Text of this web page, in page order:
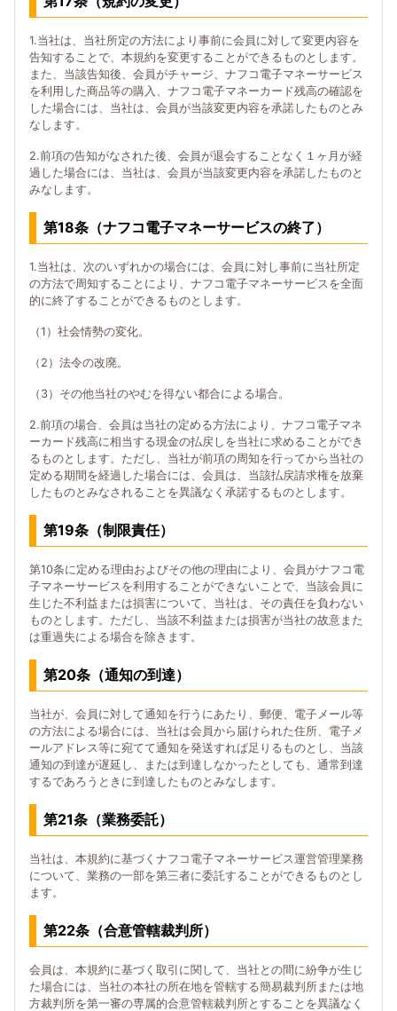
1.当社は、当社所定の方法により事前に会員に対して変更内容を
告知することで、本規約を変更することができるものとします。
また、当該告知後、会員がチャージ、ナフコ電子マネーサービス
を利用した商品等の購入、ナフコ電子マネーカード残高の確認を
した場合には、当社は、会員が当該変更内容を承諾したものとみ
なします。
2.前項の告知がなされた後、会員が退会することなく１ヶ月が経
過した場合には、当社は、会員が当該変更内容を承諾したものと
みなします。
第18条（ナフコ電子マネーサービスの終了）
1.当社は、次のいずれかの場合には、会員に対し事前に当社所定
の方法で周知することにより、ナフコ電子マネーサービスを全面
的に終了することができるものとします。
（1）社会情勢の変化。
（2）法令の改廃。
（3）その他当社のやむを得ない都合による場合。
2.前項の場合、会員は当社の定める方法により、ナフコ電子マネ
ーカード残高に相当する現金の払戻しを当社に求めることができ
るものとします。ただし、当社が前項の周知を行ってから当社の
定める期間を経過した場合には、会員は、当該払戻請求権を放棄
したものとみなされることを異議なく承諾するものとします。
第19条（制限責任）
第10条に定める理由およびその他の理由により、会員がナフコ電
子マネーサービスを利用することができないことで、当該会員に
生じた不利益または損害について、当社は、その責任を負わない
ものとします。ただし、当該不利益または損害が当社の故意また
は重過失による場合を除きます。
第20条（通知の到達）
当社が、会員に対して通知を行うにあたり、郵便、電子メール等
の方法による場合には、当社は会員から届けられた住所、電子メ
ールアドレス等に宛てて通知を発送すれば足りるものとし、当該
通知の到達が遅延し、または到達しなかったとしても、通常到達
するであろうときに到達したものとみなします。
第21条（業務委託）
当社は、本規約に基づくナフコ電子マネーサービス運営管理業務
について、業務の一部を第三者に委託することができるものとし
ます。
第22条（合意管轄裁判所）
会員は、本規約に基づく取引に関して、当社との間に紛争が生じ
た場合には、当社の本社の所在地を管轄する簡易裁判所または地
方裁判所を第一審の専属的合意管轄裁判所とすることを異議なく